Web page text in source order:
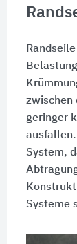
zwischen
geringer
ausfallen.
System,
Systeme